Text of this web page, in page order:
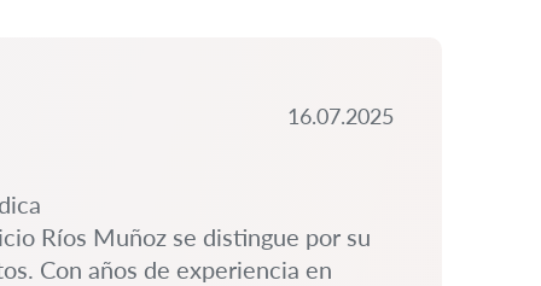
16.07.2025
Ríos Muñoz se distingue por su
Con años de experiencia en